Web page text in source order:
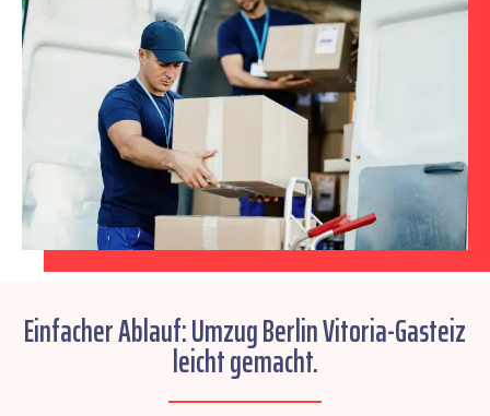
Einfacher Ablauf: Umzug Berlin Vitoria-Gasteiz
leicht gemacht.